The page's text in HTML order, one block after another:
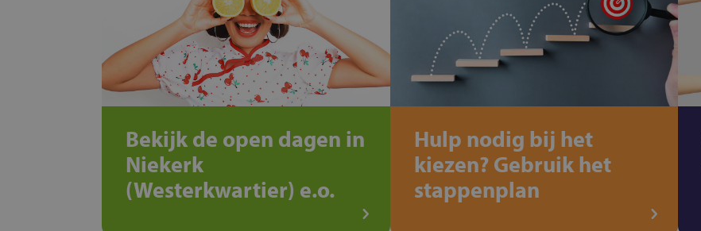
Bekijk de open dagen in
Niekerk
(Westerkwartier) e.o.
Hulp nodig bij het
kiezen? Gebruik het
stappenplan